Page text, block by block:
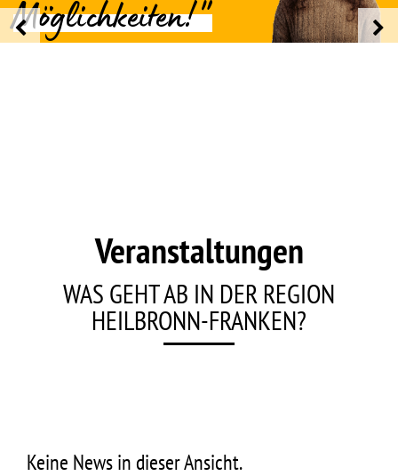
Möglichkeiten!"
Veranstaltungen
WAS GEHT AB IN DER REGION
HEILBRONN-FRANKEN?
Keine News in dieser Ansicht.